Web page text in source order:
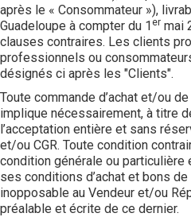
après le « Consommateur »),
Guadeloupe à compter du 1 er mai
clauses contraires. Les clients
professionnels ou
désignés ci après les "Clients".
Toute commande d’achat et/ou
implique nécessairement, à titre
l’acceptation entière et sans
et/ou CGR. Toute condition
condition générale ou particulière
ses conditions d’achat et bons
inopposable au Vendeur et/ou
préalable et écrite de ce dernier.